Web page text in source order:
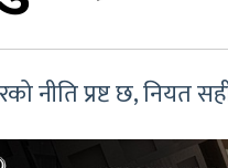
नीति प्रष्ट छ, नियत